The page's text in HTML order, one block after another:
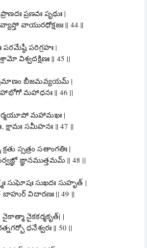
ప్రణవః పృథుః |
వాయురధోక్షజః || 44 ||
పరిగ్రహః |
విశ్వదక్షిణః || 45 ||
ప్రమాణం బీజమవ్యయమ్ |
మహాధనః || 46 ||
మహామఖః |
క్షామః సమీహనః || 47 ||
స్సత్రం సతాంగతిః |
ఙ్ఞానముత్తమమ్ || 48 ||
సుఘోషః సుఖదః సుహృత్ |
విదారణః || 49 ||
నైకకర్మకృత్| |
ధనేశ్వరః || 50 ||